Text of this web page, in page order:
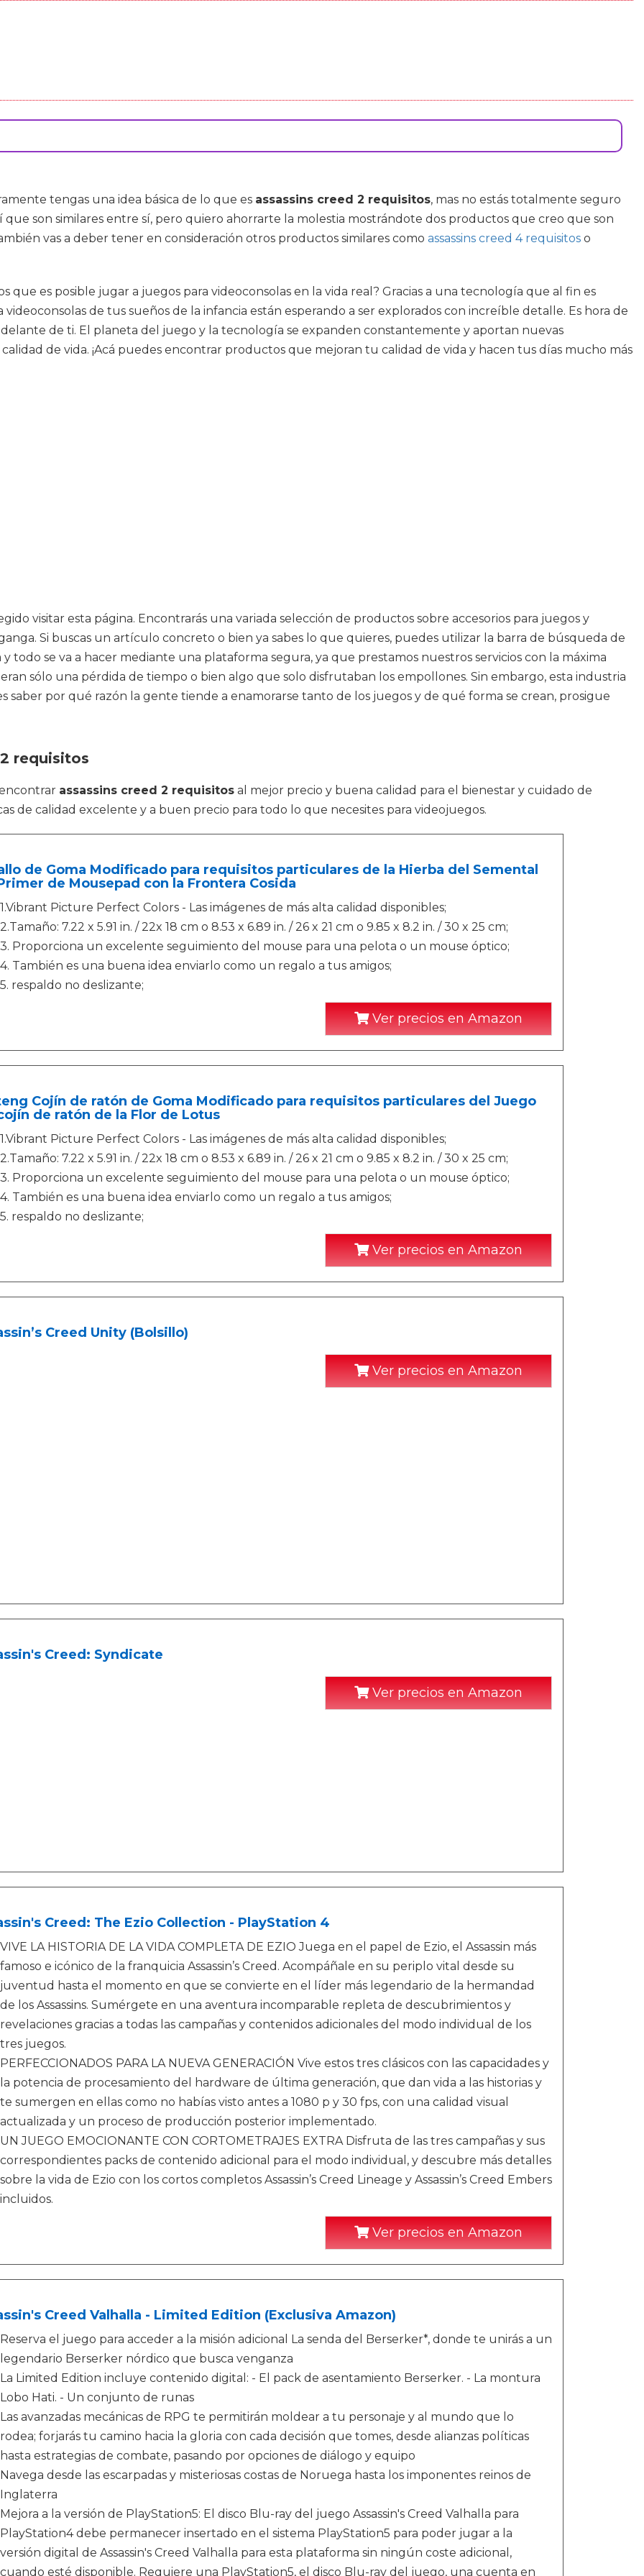
tengas una idea básica de lo que es assassins creed 2 requisitos, mas no estás totalmente seguro
son similares entre sí, pero quiero ahorrarte la molestia mostrándote dos productos que creo que son
vas a deber tener en consideración otros productos similares como assassins creed 4 requisitos o
que es posible jugar a juegos para videoconsolas en la vida real? Gracias a una tecnología que al fin es
de tus sueños de la infancia están esperando a ser explorados con increíble detalle. Es hora de
de ti. El planeta del juego y la tecnología se expanden constantemente y aportan nuevas
de vida. ¡Acá puedes encontrar productos que mejoran tu calidad de vida y hacen tus días mucho más
visitar esta página. Encontrarás una variada selección de productos sobre accesorios para juegos y
Si buscas un artículo concreto o bien ya sabes lo que quieres, puedes utilizar la barra de búsqueda de
se va a hacer mediante una plataforma segura, ya que prestamos nuestros servicios con la máxima
sólo una pérdida de tiempo o bien algo que solo disfrutaban los empollones. Sin embargo, esta industria
saber por qué razón la gente tiende a enamorarse tanto de los juegos y de qué forma se crean, prosigue
requisitos
assassins creed 2 requisitos al mejor precio y buena calidad para el bienestar y cuidado de
de calidad excelente y a buen precio para todo lo que necesites para videojuegos.
de Goma Modificado para requisitos particulares de la Hierba del Semental
de Mousepad con la Frontera Cosida
1.Vibrant Picture Perfect Colors - Las imágenes de más alta calidad disponibles;
2.Tamaño: 7.22 x 5.91 in. / 22x 18 cm o 8.53 x 6.89 in. / 26 x 21 cm o 9.85 x 8.2 in. / 30 x 25 cm;
3. Proporciona un excelente seguimiento del mouse para una pelota o un mouse óptico;
4. También es una buena idea enviarlo como un regalo a tus amigos;
5. respaldo no deslizante;
Ver precios en Amazon
Cojín de ratón de Goma Modificado para requisitos particulares del Juego
de ratón de la Flor de Lotus
1.Vibrant Picture Perfect Colors - Las imágenes de más alta calidad disponibles;
2.Tamaño: 7.22 x 5.91 in. / 22x 18 cm o 8.53 x 6.89 in. / 26 x 21 cm o 9.85 x 8.2 in. / 30 x 25 cm;
3. Proporciona un excelente seguimiento del mouse para una pelota o un mouse óptico;
4. También es una buena idea enviarlo como un regalo a tus amigos;
5. respaldo no deslizante;
Ver precios en Amazon
Creed Unity (Bolsillo)
Ver precios en Amazon
Creed: Syndicate
Ver precios en Amazon
Creed: The Ezio Collection - PlayStation 4
VIVE LA HISTORIA DE LA VIDA COMPLETA DE EZIO Juega en el papel de Ezio, el Assassin más
famoso e icónico de la franquicia Assassin’s Creed. Acompáñale en su periplo vital desde su
juventud hasta el momento en que se convierte en el líder más legendario de la hermandad
de los Assassins. Sumérgete en una aventura incomparable repleta de descubrimientos y
revelaciones gracias a todas las campañas y contenidos adicionales del modo individual de los
tres juegos.
PERFECCIONADOS PARA LA NUEVA GENERACIÓN Vive estos tres clásicos con las capacidades y
la potencia de procesamiento del hardware de última generación, que dan vida a las historias y
te sumergen en ellas como no habías visto antes a 1080 p y 30 fps, con una calidad visual
actualizada y un proceso de producción posterior implementado.
UN JUEGO EMOCIONANTE CON CORTOMETRAJES EXTRA Disfruta de las tres campañas y sus
correspondientes packs de contenido adicional para el modo individual, y descubre más detalles
sobre la vida de Ezio con los cortos completos Assassin’s Creed Lineage y Assassin’s Creed Embers
incluidos.
Ver precios en Amazon
Creed Valhalla - Limited Edition (Exclusiva Amazon)
Reserva el juego para acceder a la misión adicional La senda del Berserker*, donde te unirás a un
legendario Berserker nórdico que busca venganza
La Limited Edition incluye contenido digital: - El pack de asentamiento Berserker. - La montura
Lobo Hati. - Un conjunto de runas
Las avanzadas mecánicas de RPG te permitirán moldear a tu personaje y al mundo que lo
rodea; forjarás tu camino hacia la gloria con cada decisión que tomes, desde alianzas políticas
hasta estrategias de combate, pasando por opciones de diálogo y equipo
Navega desde las escarpadas y misteriosas costas de Noruega hasta los imponentes reinos de
Inglaterra
Mejora a la versión de PlayStation5: El disco Blu-ray del juego Assassin's Creed Valhalla para
PlayStation4 debe permanecer insertado en el sistema PlayStation5 para poder jugar a la
versión digital de Assassin's Creed Valhalla para esta plataforma sin ningún coste adicional,
cuando esté disponible. Requiere una PlayStation5, el disco Blu-ray del juego, una cuenta en